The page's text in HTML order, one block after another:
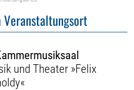
und Theater »Felix